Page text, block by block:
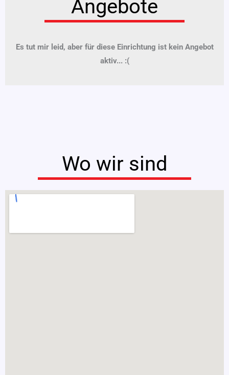
Angebote
Es tut mir leid, aber für diese Einrichtung ist kein Angebot
aktiv... :(
Wo wir sind